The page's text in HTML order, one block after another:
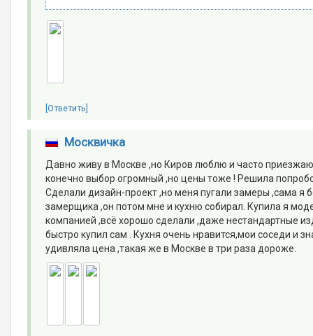
[Ответить]
Москвичка
Давно живу в Москве ,но Киров люблю и часто
конечно выбор огромный ,но цены тоже ! Решила
Сделали дизайн-проект ,но меня пугали замеры ,сама
замерщика ,он потом мне и кухню собирал. Купила я
компанией ,всё хорошо сделали ,даже нестандартные
быстро купил сам . Кухня очень нравится,мои соседи и
удивляла цена ,такая же в Москве в три раза дороже.